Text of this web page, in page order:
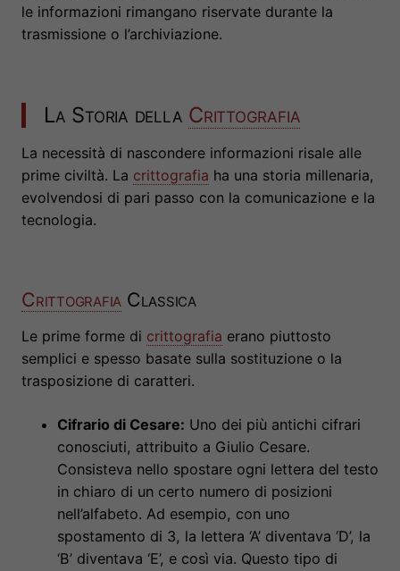
le informazioni rimangano riservate durante la
trasmissione o l’archiviazione.
La Storia della Crittografia
La necessità di nascondere informazioni risale alle
prime civiltà. La crittografia ha una storia millenaria,
evolvendosi di pari passo con la comunicazione e la
tecnologia.
Crittografia Classica
Le prime forme di crittografia erano piuttosto
semplici e spesso basate sulla sostituzione o la
trasposizione di caratteri.
Cifrario di Cesare: Uno dei più antichi cifrari
conosciuti, attribuito a Giulio Cesare.
Consisteva nello spostare ogni lettera del testo
in chiaro di un certo numero di posizioni
nell’alfabeto. Ad esempio, con uno
spostamento di 3, la lettera ‘A’ diventava ‘D’, la
‘B’ diventava ‘E’, e così via. Questo tipo di